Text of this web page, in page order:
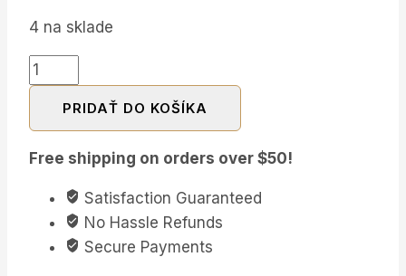
4 na sklade
množstvo
Za
minerálmi
PRIDAŤ DO KOŠÍKA
Free shipping on orders over $50!
Satisfaction Guaranteed
No Hassle Refunds
Secure Payments